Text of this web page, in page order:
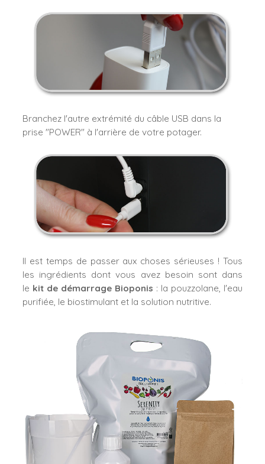
Branchez l'autre extrémité du câble USB dans la
prise "POWER" à l'arrière de votre potager.
Il est temps de passer aux choses sérieuses ! Tous
les ingrédients dont vous avez besoin sont dans
le kit de démarrage Bioponis : la pouzzolane, l'eau
purifiée, le biostimulant et la solution nutritive.